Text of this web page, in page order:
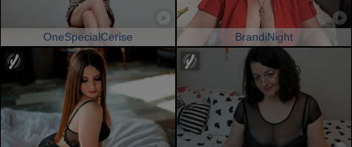
OneSpecialCerise BrandiNight